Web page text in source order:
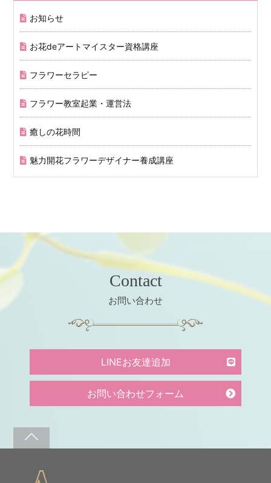
お知らせ
お花deアートマイスター資格講座
フラワーセラピー
フラワー教室起業・運営法
癒しの花時間
魅力開花フラワーデザイナー養成講座
Contact
お問い合わせ
LINEお友達追加
お問い合わせフォーム